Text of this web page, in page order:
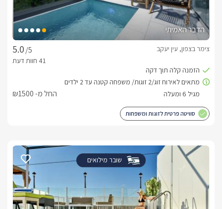
הדבר האמיתי
/5
צימר בצפון, עין יעקב
החל מ- ₪1500
סוויטה פרטית לזוגות ומשפחות
שובר מילואים